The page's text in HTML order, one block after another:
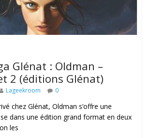
Glénat : Oldman –
2 (éditions Glénat)
Lageekroom 0
chez Glénat, Oldman s’offre une
dans une édition grand format en deux
les